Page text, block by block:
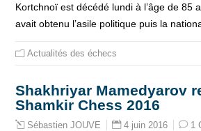
Kortchnoï est décédé lundi à l’âge de 85
avait obtenu l’asile politique puis la
Actualités des échecs
Shakhriyar Mamedyarov
Shamkir Chess 2016
Sébastien JOUVE 4 juin 2016 1